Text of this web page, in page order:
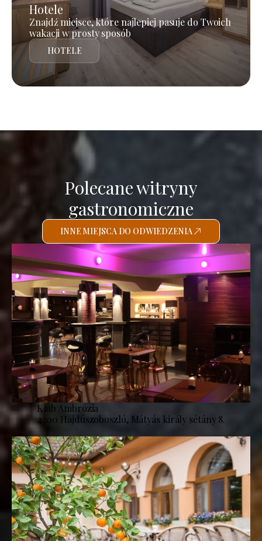
Hotele
Znajdź miejsce, które najlepiej pasuje do Twoich
wakacji w prosty sposób
HOTELE
Polecane witryny
gastronomiczne
INNE MIEJSCA DO ODWIEDZENIA
Klub Ambrózia
4200 Hajdúszoboszló, Mátyás király sétány 8.